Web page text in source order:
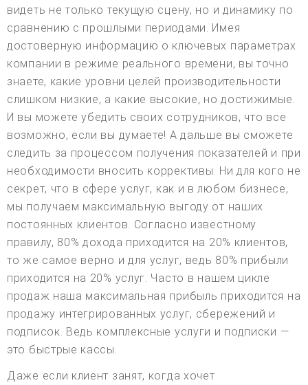
видеть не только текущую сцену, но и динамику по
сравнению с прошлыми периодами. Имея
достоверную информацию о ключевых параметрах
компании в режиме реального времени, вы точно
знаете, какие уровни целей производительности
слишком низкие, а какие высокие, но достижимые.
И вы можете убедить своих сотрудников, что все
возможно, если вы думаете! А дальше вы сможете
следить за процессом получения показателей и при
необходимости вносить коррективы. Ни для кого не
секрет, что в сфере услуг, как и в любом бизнесе,
мы получаем максимальную выгоду от наших
постоянных клиентов. Согласно известному
правилу, 80% дохода приходится на 20% клиентов,
то же самое верно и для услуг, ведь 80% прибыли
приходится на 20% услуг. Часто в нашем цикле
продаж наша максимальная прибыль приходится на
продажу интегрированных услуг, сбережений и
подписок. Ведь комплексные услуги и подписки —
это быстрые кассы.
Даже если клиент занят, когда хочет